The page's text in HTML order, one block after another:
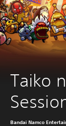
Taiko
Bandai Namco